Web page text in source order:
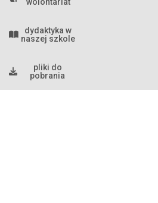
dydaktyka w
naszej szkole
pliki do
pobrania